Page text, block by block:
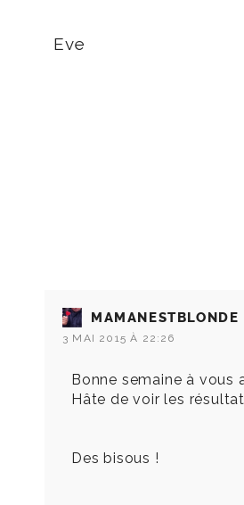
Eve
MAMANESTBLONDE
3 MAI 2015 À 22:26
Bonne semaine à vous
Hâte de voir les
Des bisous !